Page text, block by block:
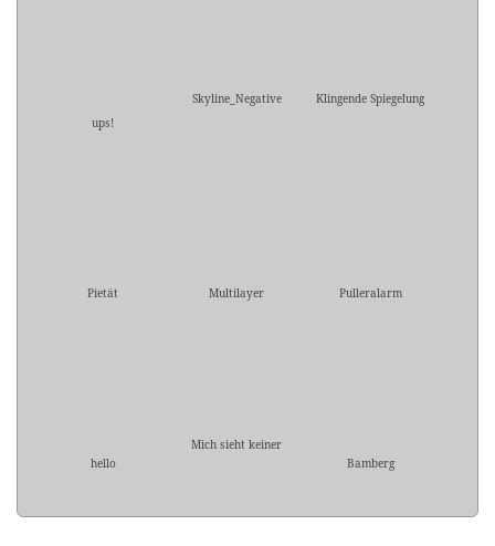
ups!
Skyline_Negative Klingende Spiegelung
Pietät Multilayer Pulleralarm
hello
Mich sieht keiner
Bamberg